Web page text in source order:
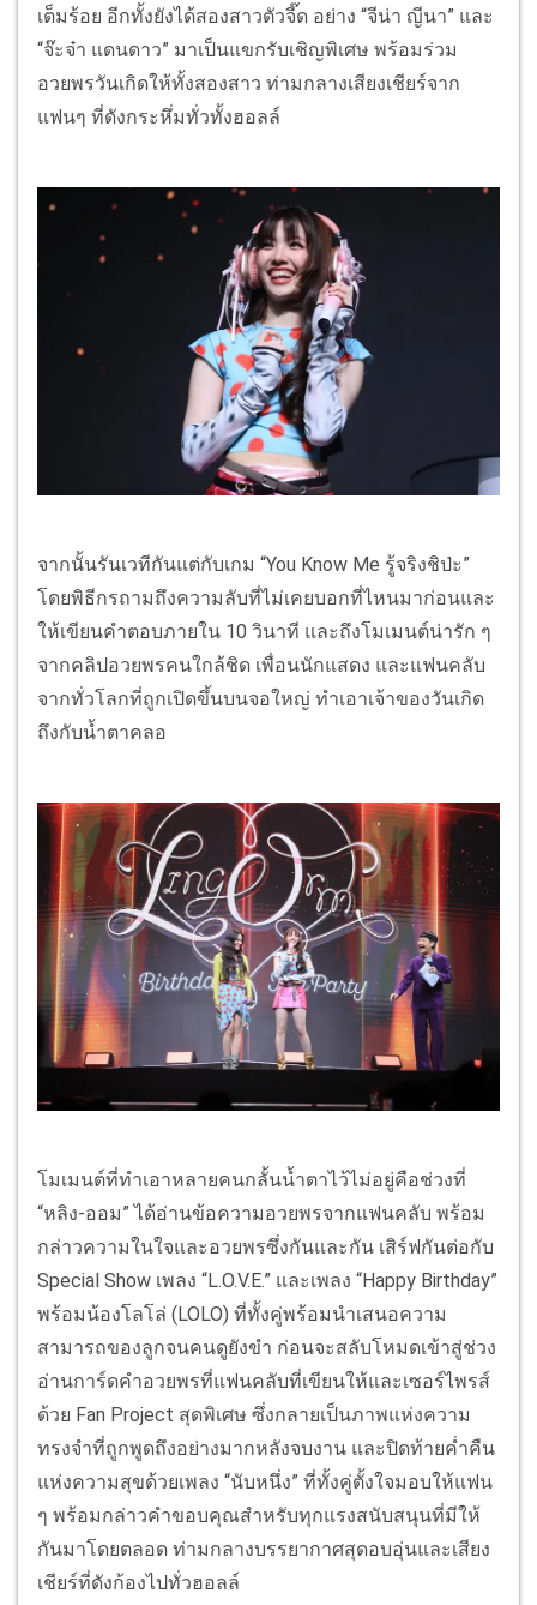
เต็มร้อย อีกทั้งยังได้สองสาวตัวจี๊ด อย่าง “จีน่า ญีนา” และ
“จ๊ะจ๋า แดนดาว” มาเป็นแขกรับเชิญพิเศษ พร้อมร่วม
อวยพรวันเกิดให้ทั้งสองสาว ท่ามกลางเสียงเชียร์จาก
แฟนๆ ที่ดังกระหึ่มทั่วทั้งฮอลล์
จากนั้นรันเวทีกันแต่กับเกม “You Know Me รู้จริงชิป่ะ”
โดยพิธีกรถามถึงความลับที่ไม่เคยบอกที่ไหนมาก่อนและ
ให้เขียนคำตอบภายใน 10 วินาที และถึงโมเมนต์น่ารัก ๆ
จากคลิปอวยพรคนใกล้ชิด เพื่อนนักแสดง และแฟนคลับ
จากทั่วโลกที่ถูกเปิดขึ้นบนจอใหญ่ ทำเอาเจ้าของวันเกิด
ถึงกับน้ำตาคลอ
โมเมนต์ที่ทำเอาหลายคนกลั้นน้ำตาไว้ไม่อยู่คือช่วงที่
“หลิง-ออม” ได้อ่านข้อความอวยพรจากแฟนคลับ พร้อม
กล่าวความในใจและอวยพรซึ่งกันและกัน เสิร์ฟกันต่อกับ
Special Show เพลง “L.O.V.E.” และเพลง “Happy Birthday”
พร้อมน้องโลโล่ (LOLO) ที่ทั้งคู่พร้อมนำเสนอความ
สามารถของลูกจนคนดูยังขำ ก่อนจะสลับโหมดเข้าสู่ช่วง
อ่านการ์ดคำอวยพรที่แฟนคลับที่เขียนให้และเซอร์ไพรส์
ด้วย Fan Project สุดพิเศษ ซึ่งกลายเป็นภาพแห่งความ
ทรงจำที่ถูกพูดถึงอย่างมากหลังจบงาน และปิดท้ายค่ำคืน
แห่งความสุขด้วยเพลง “นับหนึ่ง” ที่ทั้งคู่ตั้งใจมอบให้แฟน
ๆ พร้อมกล่าวคำขอบคุณสำหรับทุกแรงสนับสนุนที่มีให้
กันมาโดยตลอด ท่ามกลางบรรยากาศสุดอบอุ่นและเสียง
เชียร์ที่ดังก้องไปทั่วฮอลล์